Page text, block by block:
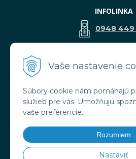
Vaše nastavenie
Súbory cookie nám pomáhajú
služieb pre vás. Umožňujú
vaše preferencie.
Rozumiem
Nastaviť
INFOLINKA
0948 449
VŠETKO O
Obchodné
Doprava a
Ochrana osobných